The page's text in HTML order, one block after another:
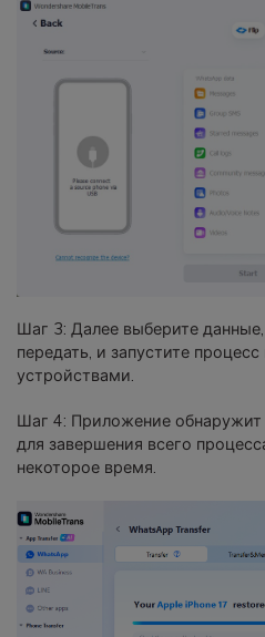
Шаг 3: Далее выберите
передать, и запустите
устройствами.
Шаг 4: Приложение обнаружит
для завершения всего
некоторое время.